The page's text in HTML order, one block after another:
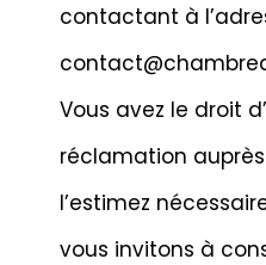
contactant à
Vous avez le droit
réclamation auprès
l’estimez
vous invitons à